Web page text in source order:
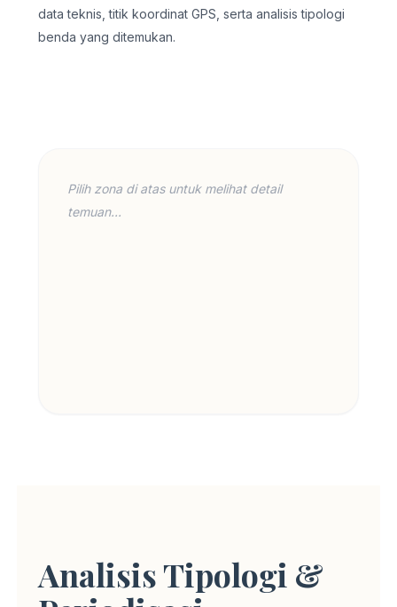
data teknis, titik koordinat GPS, serta analisis tipologi
benda yang ditemukan.
Pilih zona di atas untuk melihat detail
temuan...
Analisis Tipologi &